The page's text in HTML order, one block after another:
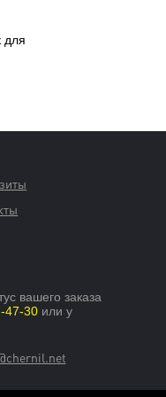
для
вашего заказа
47-30 или у